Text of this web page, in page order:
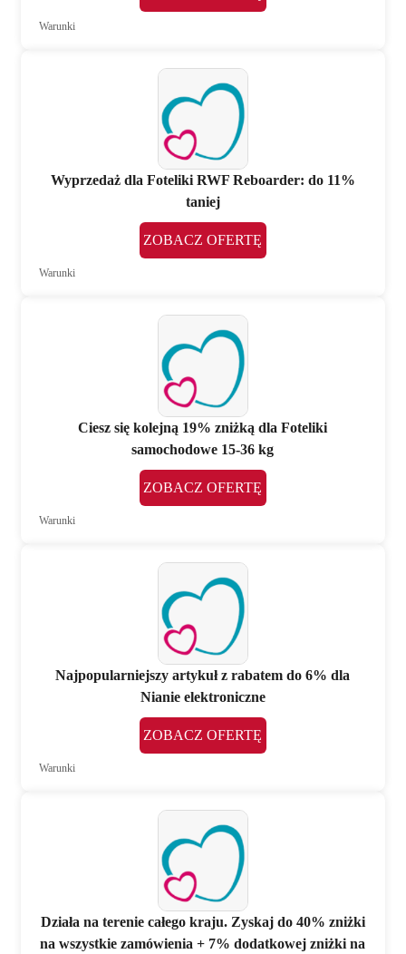
Warunki
Wyprzedaż dla Foteliki RWF Reboarder: do 11%
taniej
ZOBACZ OFERTĘ
Warunki
Ciesz się kolejną 19% zniżką dla Foteliki
samochodowe 15-36 kg
ZOBACZ OFERTĘ
Warunki
Najpopularniejszy artykuł z rabatem do 6% dla
Nianie elektroniczne
ZOBACZ OFERTĘ
Warunki
Działa na terenie całego kraju. Zyskaj do 40% zniżki
na wszystkie zamówienia + 7% dodatkowej zniżki na